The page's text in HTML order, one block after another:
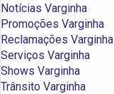
Notícias Varginha
Promoções Varginha
Reclamações Varginha
Serviços Varginha
Shows Varginha
Trânsito Varginha